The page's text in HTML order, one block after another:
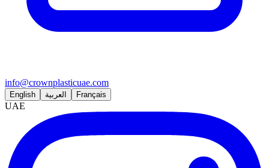
info@crownplasticuae.com
English العربية Français
UAE